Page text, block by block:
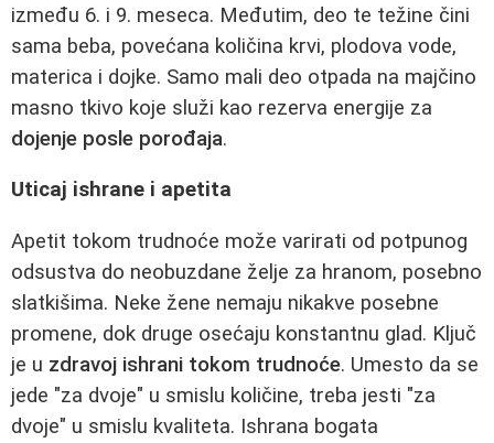
između 6. i 9. meseca. Međutim, deo te težine čini
sama beba, povećana količina krvi, plodova vode,
materica i dojke. Samo mali deo otpada na majčino
masno tkivo koje služi kao rezerva energije za
dojenje posle porođaja.
Uticaj ishrane i apetita
Apetit tokom trudnoće može varirati od potpunog
odsustva do neobuzdane želje za hranom, posebno
slatkišima. Neke žene nemaju nikakve posebne
promene, dok druge osećaju konstantnu glad. Ključ
je u zdravoj ishrani tokom trudnoće. Umesto da se
jede "za dvoje" u smislu količine, treba jesti "za
dvoje" u smislu kvaliteta. Ishrana bogata